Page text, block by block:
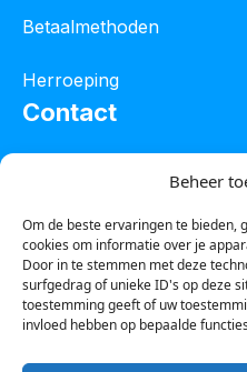
Beheer
Om de beste ervaringen te bieden,
cookies om informatie over je
Door in te stemmen met deze
surfgedrag of unieke ID's op deze
toestemming geeft of uw
invloed hebben op bepaalde
Betaalmethoden
Herroeping
Contact
Tel :0850601800
Whatsapp : 0623388306